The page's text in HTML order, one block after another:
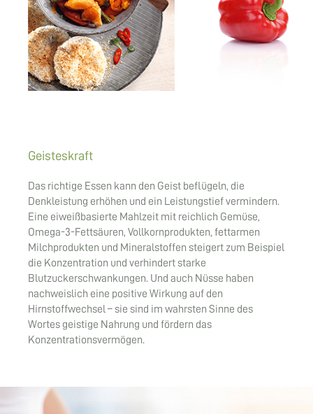
Geisteskraft
Das richtige Essen kann den Geist beflügeln, die
Denkleistung erhöhen und ein Leistungstief vermindern.
Eine eiweißbasierte Mahlzeit mit reichlich Gemüse,
Omega-3-Fettsäuren, Vollkornprodukten, fettarmen
Milchprodukten und Mineralstoffen steigert zum Beispiel
die Konzentration und verhindert starke
Blutzuckerschwankungen. Und auch Nüsse haben
nachweislich eine positive Wirkung auf den
Hirnstoffwechsel – sie sind im wahrsten Sinne des
Wortes geistige Nahrung und fördern das
Konzentrationsvermögen.